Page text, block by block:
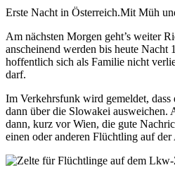
Erste Nacht in Österreich.Mit Müh
Am nächsten Morgen geht’s weiter
anscheinend werden bis heute Nacht
hoffentlich sich als Familie nicht
darf.
Im Verkehrsfunk wird gemeldet,
dann über die Slowakei ausweichen.
dann, kurz vor Wien, die gute
einen oder anderen Flüchtling auf